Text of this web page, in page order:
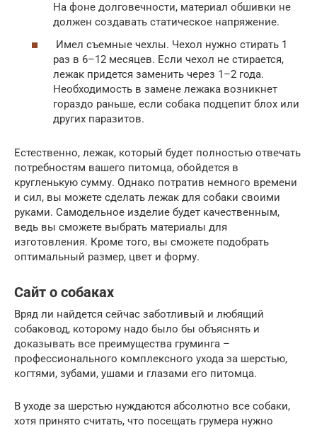
На фоне долговечности, материал обшивки не
должен создавать статическое напряжение.
Имел съемные чехлы. Чехол нужно стирать 1
раз в 6–12 месяцев. Если чехол не стирается,
лежак придется заменить через 1–2 года.
Необходимость в замене лежака возникнет
гораздо раньше, если собака подцепит блох или
других паразитов.
Естественно, лежак, который будет полностью отвечать
потребностям вашего питомца, обойдется в
кругленькую сумму. Однако потратив немного времени
и сил, вы можете сделать лежак для собаки своими
руками. Самодельное изделие будет качественным,
ведь вы сможете выбрать материалы для
изготовления. Кроме того, вы сможете подобрать
оптимальный размер, цвет и форму.
Сайт о собаках
Вряд ли найдется сейчас заботливый и любящий
собаковод, которому надо было бы объяснять и
доказывать все преимущества груминга –
профессионального комплексного ухода за шерстью,
когтями, зубами, ушами и глазами его питомца.
В уходе за шерстью нуждаются абсолютно все собаки,
хотя принято считать, что посещать грумера нужно